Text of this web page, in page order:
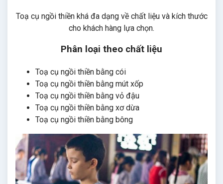
Toạ cụ ngồi thiền khá đa dạng về chất liệu và kích thước
cho khách hàng lựa chọn.
Phân loại theo chất liệu
Toạ cụ ngồi thiền bằng cói
Toạ cụ ngồi thiền bằng mút xốp
Toạ cụ ngồi thiền bằng vỏ đậu
Toạ cụ ngồi thiền bằng xơ dừa
Toạ cụ ngồi thiền bằng bông